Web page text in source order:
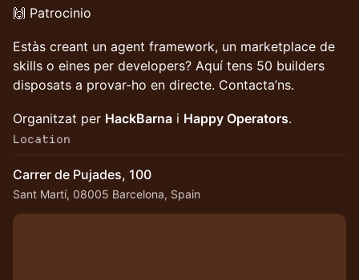
🙌 Patrocinio
Estàs creant un agent framework, un marketplace de
skills o eines per developers? Aquí tens 50 builders
disposats a provar-ho en directe. Contacta’ns.
Organitzat per HackBarna i Happy Operators.
Location
Carrer de Pujades, 100
Sant Martí, 08005 Barcelona, Spain